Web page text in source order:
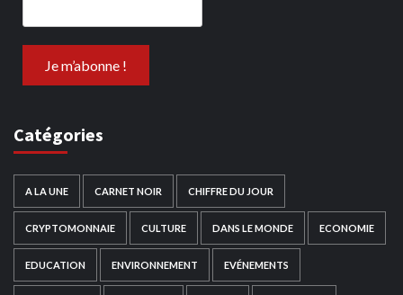
Catégories
A LA UNE CARNET NOIR CHIFFRE DU JOUR
CRYPTOMONNAIE CULTURE DANS LE MONDE ECONOMIE
EDUCATION ENVIRONNEMENT EVÉNEMENTS